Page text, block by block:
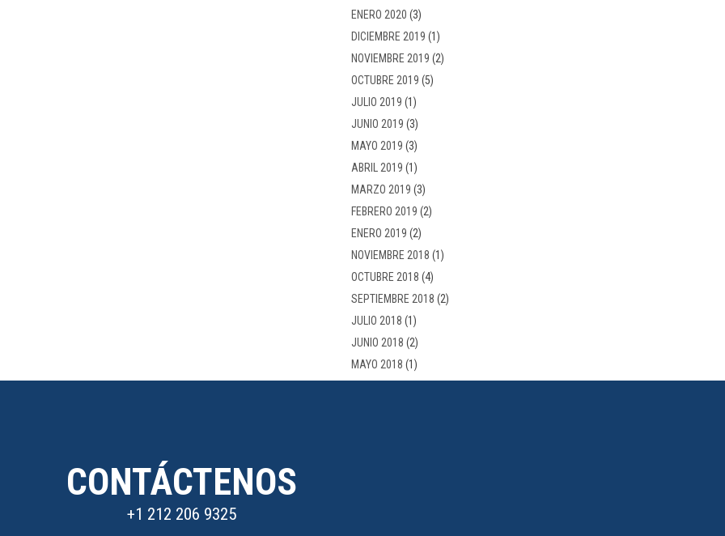
ENERO 2020 (3)
DICIEMBRE 2019 (1)
NOVIEMBRE 2019 (2)
OCTUBRE 2019 (5)
JULIO 2019 (1)
JUNIO 2019 (3)
MAYO 2019 (3)
ABRIL 2019 (1)
MARZO 2019 (3)
FEBRERO 2019 (2)
ENERO 2019 (2)
NOVIEMBRE 2018 (1)
OCTUBRE 2018 (4)
SEPTIEMBRE 2018 (2)
JULIO 2018 (1)
JUNIO 2018 (2)
MAYO 2018 (1)
CONTÁCTENOS
+1 212 206 9325